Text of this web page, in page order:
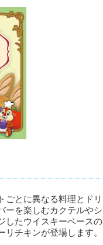
ごとに異なる料理とドリ
ーを楽しむカクテルやシ
したウイスキーベースの
チキンが登場します。